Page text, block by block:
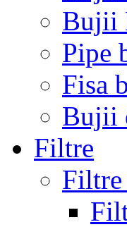
Bujii
Pipe
Fisa
Bujii
Filtre
Filtre